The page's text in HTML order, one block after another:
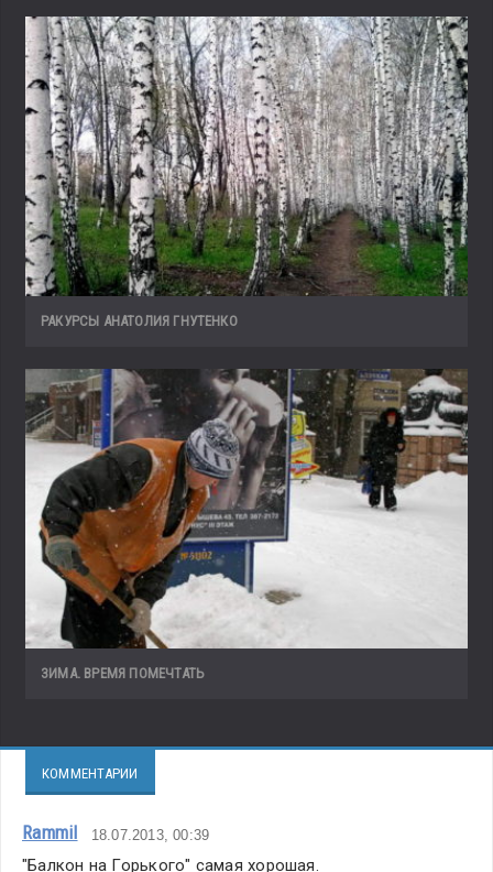
РАКУРСЫ АНАТОЛИЯ ГНУТЕНКО
ЗИМА. ВРЕМЯ ПОМЕЧТАТЬ
КОММЕНТАРИИ
Rammil 18.07.2013, 00:39
"Балкон на Горького" самая хорошая.